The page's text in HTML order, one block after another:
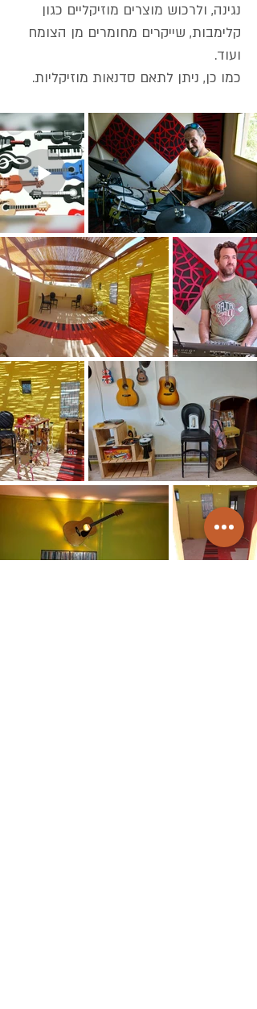
נגינה, ולרכוש מוצרים מוזיקליים כגון
קלימבות, שייקרים מחומרים מן הצומח
ועוד.
כמו כן, ניתן לתאם סדנאות מוזיקליות.